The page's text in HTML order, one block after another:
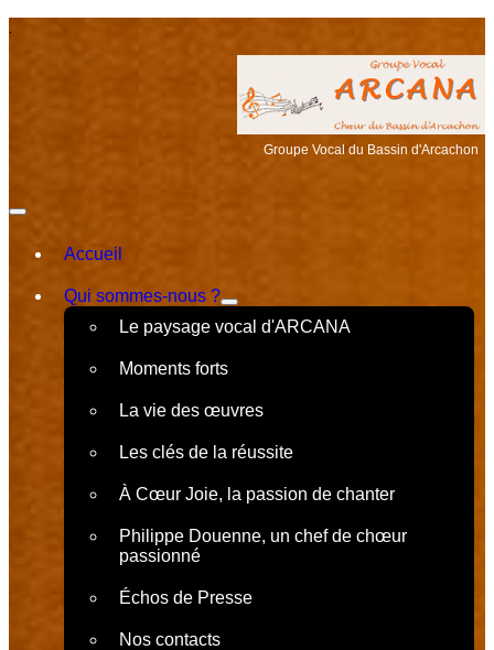
Groupe Vocal du Bassin d'Arcachon
Accueil
Qui sommes-nous ?
Le paysage vocal d'ARCANA
Moments forts
La vie des œuvres
Les clés de la réussite
À Cœur Joie, la passion de chanter
Philippe Douenne, un chef de chœur
passionné
Échos de Presse
Nos contacts